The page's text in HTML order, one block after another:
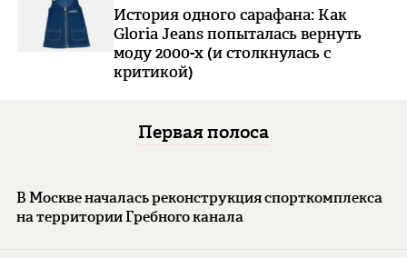
История одного сарафана: Как
Gloria Jeans попыталась вернуть
моду 2000-х (и столкнулась с
критикой)
Первая полоса
В Москве началась реконструкция спорткомплекса
на территории Гребного канала